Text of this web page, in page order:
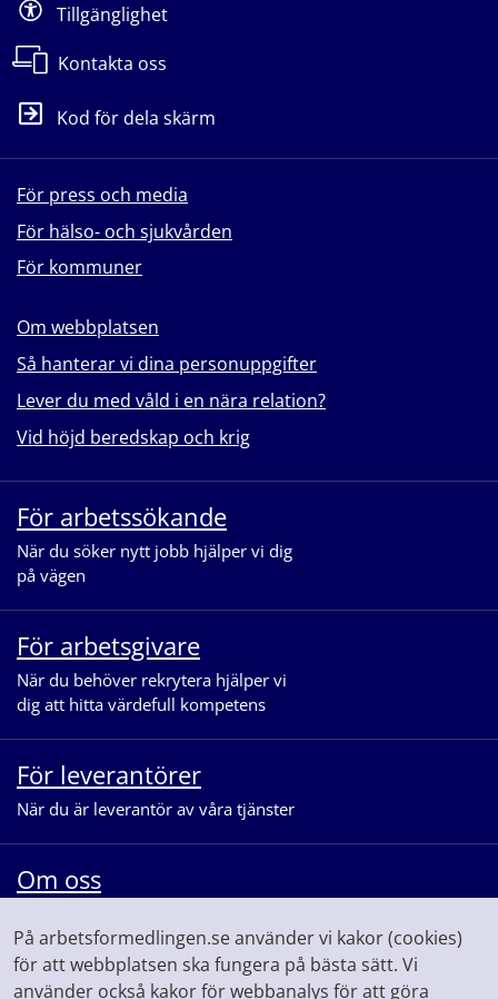
På arbetsformedlingen.se använder vi kakor (cookies)
för att webbplatsen ska fungera på bästa sätt. Vi
använder också kakor för webbanalys för att göra
Tillgänglighet
Kontakta oss
Kod för dela skärm
För press och media
För hälso- och sjukvården
För kommuner
Om webbplatsen
Så hanterar vi dina personuppgifter
Lever du med våld i en nära relation?
Vid höjd beredskap och krig
För arbetssökande
När du söker nytt jobb hjälper vi dig
på vägen
För arbetsgivare
När du behöver rekrytera hjälper vi
dig att hitta värdefull kompetens
För leverantörer
När du är leverantör av våra tjänster
Om oss
myndighet och våra uppdrag